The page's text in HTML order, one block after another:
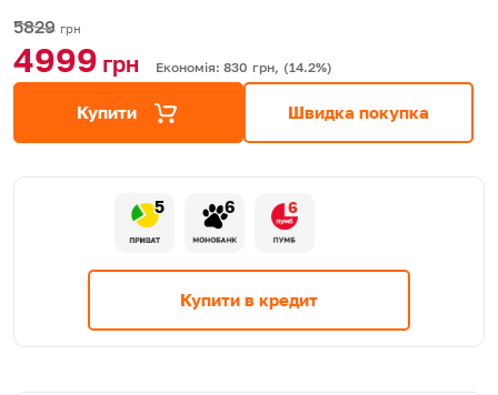
5829 грн
4999 грн Економія: 830 грн, (14.2%)
Купити Швидка покупка
5 6 6
Купити в кредит